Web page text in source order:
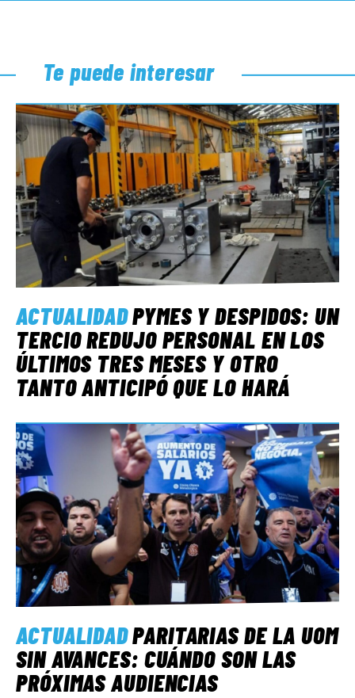
Te puede interesar
ACTUALIDADPYMES Y DESPIDOS: UN
TERCIO REDUJO PERSONAL EN LOS
ÚLTIMOS TRES MESES Y OTRO
TANTO ANTICIPÓ QUE LO HARÁ
ACTUALIDADPARITARIAS DE LA UOM
SIN AVANCES: CUÁNDO SON LAS
PRÓXIMAS AUDIENCIAS